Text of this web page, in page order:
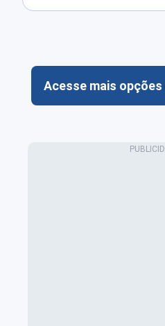
Acesse mais